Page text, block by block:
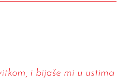
i bijaše mi u ustima